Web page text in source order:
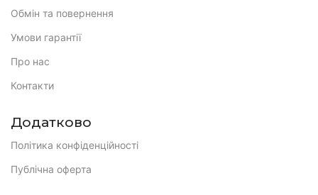
Обмін та повернення
Умови гарантії
Про нас
Контакти
Додатково
Політика конфіденційності
Публічна оферта